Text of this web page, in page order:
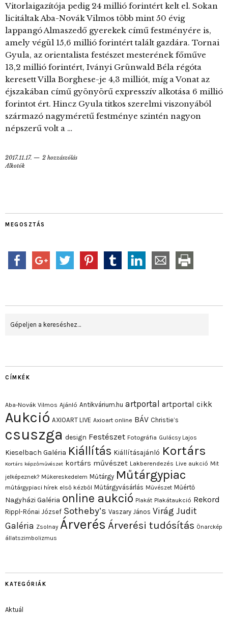
Vitorlaigazítója pedig 24 millió forintért kelt el. Sokan
licitáltak Aba-Novák Vilmos több mint 50 évig
lappangó Almaszedő gyerekek című festményére is,
amely végül 15,6 millió forintért talált gazdára. Tornai
Gyula, az orientalista festészet mesterének főműve
13,2 millió forintért, Iványi Grünwald Béla régóta
keresett Villa Borghese-je 4,3 milliót, míg a Vonat az
éjszakában című gyönyörű expresszív alkotása 6 millió
forintot ért. Hincz Gyula titkos szerelmi viszonyából
származó nagyméretű festménye szintén nagyon
népszerű volt a …
2017.11.17.
2 hozzászólás
Alkotók
MEGOSZTÁS
CÍMKÉK
Aba-Novák Vilmos Ajánló Antikvárium.hu artportal artportal cikk
Aukció AXIOART LIVE Axioart online BÁV Christie’s
csuszga design Festészet Fotográfia Gulácsy Lajos
Kieselbach Galéria Kiállítás Kiállításajánló Kortárs
Kortárs képzőművészet kortárs művészet Lakberendezés Live aukció Mit
jelképeznek? Műkereskedelem Műtárgy Műtárgypiac
műtárgypiaci hírek első kézből Műtárgyvásárlás Művészet Műértő
Nagyházi Galéria online aukció Plakát Plakátaukció Rekord
Rippl-Rónai József Sotheby’s Vaszary János Virág Judit
Galéria Zsolnay Árverés Árverési tudósítás Önarckép
állatszimbolizmus
KATEGÓRIÁK
Aktuál